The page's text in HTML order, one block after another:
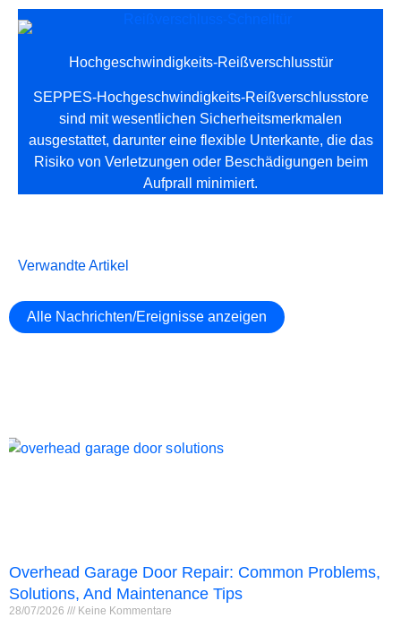
Hochgeschwindigkeits-Reißverschlusstür
SEPPES-Hochgeschwindigkeits-Reißverschlusstore
sind mit wesentlichen Sicherheitsmerkmalen
ausgestattet, darunter eine flexible Unterkante, die das
Risiko von Verletzungen oder Beschädigungen beim
Aufprall minimiert.
Verwandte Artikel
Alle Nachrichten/Ereignisse anzeigen
Overhead Garage Door Repair: Common Problems,
Solutions, And Maintenance Tips
28/07/2026 Keine Kommentare